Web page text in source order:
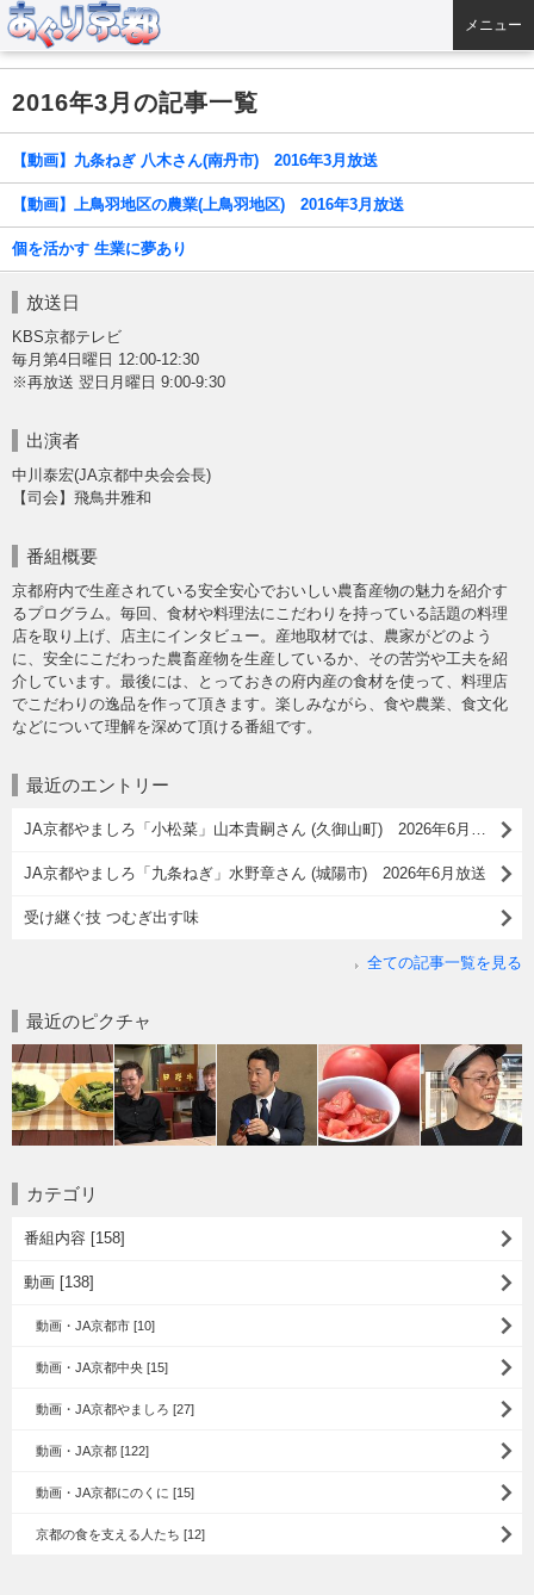
メニュー
2016年3月の記事一覧
【動画】九条ねぎ 八木さん(南丹市) 2016年3月放送
【動画】上鳥羽地区の農業(上鳥羽地区) 2016年3月放送
個を活かす 生業に夢あり
放送日
KBS京都テレビ
毎月第4日曜日 12:00-12:30
※再放送 翌日月曜日 9:00-9:30
出演者
中川泰宏(JA京都中央会会長)
【司会】飛鳥井雅和
番組概要
京都府内で生産されている安全安心でおいしい農畜産物の魅力を紹介す
るプログラム。毎回、食材や料理法にこだわりを持っている話題の料理
店を取り上げ、店主にインタビュー。産地取材では、農家がどのよう
に、安全にこだわった農畜産物を生産しているか、その苦労や工夫を紹
介しています。最後には、とっておきの府内産の食材を使って、料理店
でこだわりの逸品を作って頂きます。楽しみながら、食や農業、食文化
などについて理解を深めて頂ける番組です。
最近のエントリー
JA京都やましろ「小松菜」山本貴嗣さん (久御山町) 2026年6月放送
JA京都やましろ「九条ねぎ」水野章さん (城陽市) 2026年6月放送
受け継ぐ技 つむぎ出す味
全ての記事一覧を見る
最近のピクチャ
カテゴリ
番組内容 [158]
動画 [138]
動画・JA京都市 [10]
動画・JA京都中央 [15]
動画・JA京都やましろ [27]
動画・JA京都 [122]
動画・JA京都にのくに [15]
京都の食を支える人たち [12]